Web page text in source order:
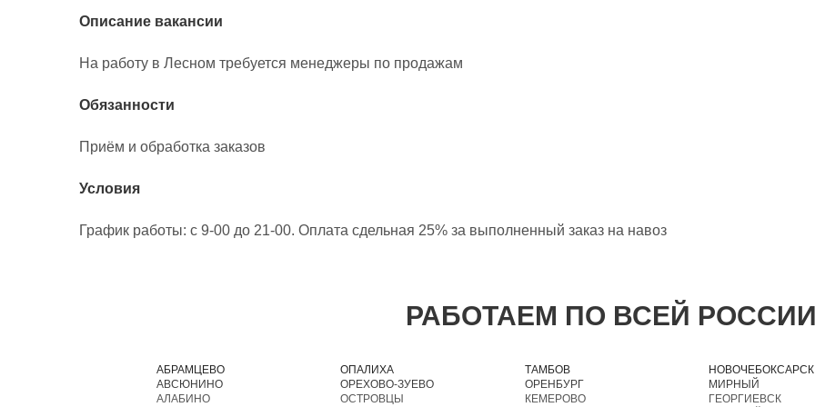
Описание вакансии
На работу в Лесном требуется менеджеры по продажам
Обязанности
Приём и обработка заказов
Условия
График работы: с 9-00 до 21-00. Оплата сдельная 25% за выполненный заказ на навоз
РАБОТАЕМ ПО ВСЕЙ РОССИИ
АБРАМЦЕВО
АВСЮНИНО
АЛАБИНО
ОПАЛИХА
ОРЕХОВО-ЗУЕВО
ОСТРОВЦЫ
ТАМБОВ
ОРЕНБУРГ
КЕМЕРОВО
НОВОЧЕБОКСАРСК
МИРНЫЙ
ГЕОРГИЕВСК